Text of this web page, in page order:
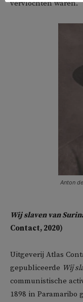
vervlochten waren.
Anton
Wij slaven van
Contact, 2020)
Uitgeverij Atlas
gepubliceerde Wij
communistische
1898 in Paramaribo